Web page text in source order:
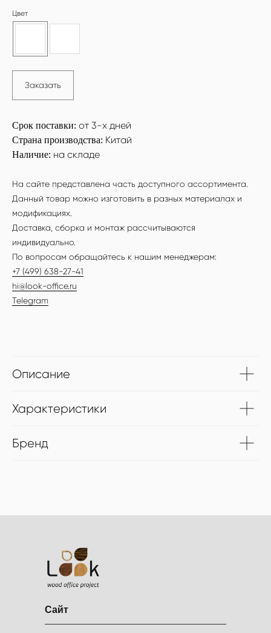
Цвет
Заказать
Срок поставки: от 3-х дней
Страна производства: Китай
Наличие: на складе
На сайте представлена часть доступного ассортимента.
Данный товар можно изготовить в разных материалах и
модификациях.
Доставка, сборка и монтаж рассчитываются
индивидуально.
По вопросам обращайтесь к нашим менеджерам:
+7 (499) 638-27-41
hi@look-office.ru
Telegram
Описание
Характеристики
Бренд
Сайт